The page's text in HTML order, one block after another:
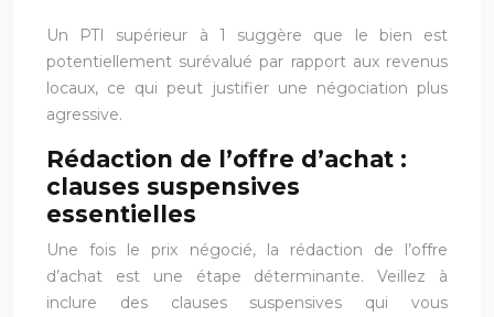
Un PTI supérieur à 1 suggère que le bien est
potentiellement surévalué par rapport aux revenus
locaux, ce qui peut justifier une négociation plus
agressive.
Rédaction de l’offre d’achat :
clauses suspensives
essentielles
Une fois le prix négocié, la rédaction de l’offre
d’achat est une étape déterminante. Veillez à
inclure des clauses suspensives qui vous